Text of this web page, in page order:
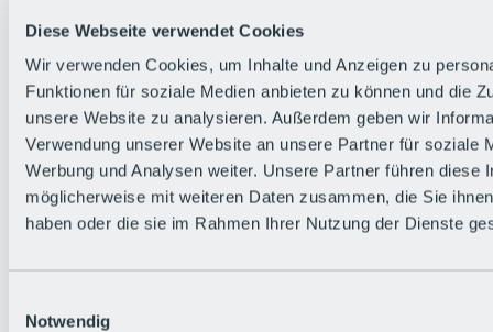
Diese Webseite verwendet Cookies
Wir verwenden Cookies, um Inhalte und Anzeigen zu
Funktionen für soziale Medien anbieten zu können und die
unsere Website zu analysieren. Außerdem geben wir
Verwendung unserer Website an unsere Partner für soziale
Werbung und Analysen weiter. Unsere Partner führen diese
möglicherweise mit weiteren Daten zusammen, die Sie
haben oder die sie im Rahmen Ihrer Nutzung der Dienste
Notwendig
Bürger:in werden
Bikepark-Rules
Bikepark-Partnerschaften
Nachhaltigkeit in der BRS
Bikepark & Tickets